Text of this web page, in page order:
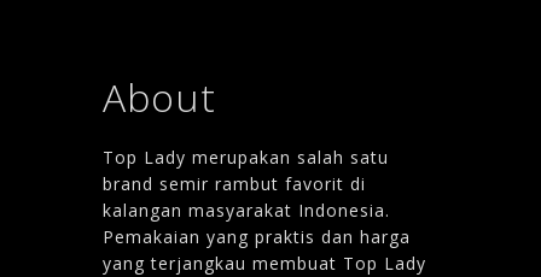
About
Top Lady merupakan salah satu
brand semir rambut favorit di
kalangan masyarakat Indonesia.
Pemakaian yang praktis dan harga
yang terjangkau membuat Top Lady